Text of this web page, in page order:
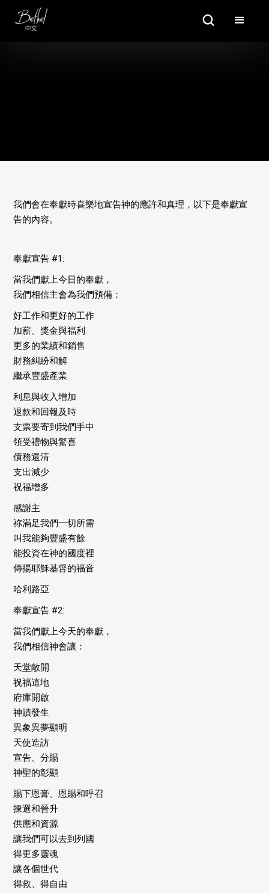
我們會在奉獻時喜樂地宣告神的應許和真理，以下是奉獻宣
告的內容。
奉獻宣告 #1:
當我們獻上今日的奉獻，
我們相信主會為我們預備：
好工作和更好的工作
加薪、獎金與福利
更多的業績和銷售
財務糾紛和解
繼承豐盛產業
利息與收入增加
退款和回報及時
支票要寄到我們手中
領受禮物與驚喜
債務還清
支出減少
祝福增多
感謝主
祢滿足我們一切所需
叫我能夠豐盛有餘
能投資在神的國度裡
傳揚耶穌基督的福音
哈利路亞
奉獻宣告 #2:
當我們獻上今天的奉獻，
我們相信神會讓：
天堂敞開
祝福這地
府庫開啟
神蹟發生
異象異夢顯明
天使造訪
宣告、分賜
神聖的彰顯
賜下恩膏、恩賜和呼召
揀選和晉升
供應和資源
讓我們可以去到列國
得更多靈魂
讓各個世代
得救、得自由